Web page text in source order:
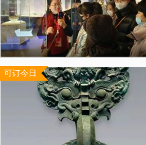
可订今日